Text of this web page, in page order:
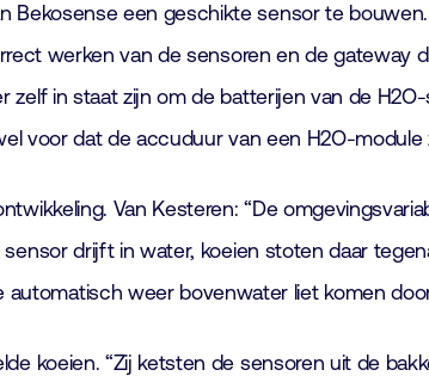
Bekosense een geschikte sensor te
werken van de sensoren en de gateway
in staat zijn om de batterijen van de
voor dat de accuduur van een H2O-module
Van Kesteren: “De
drijft in water, koeien stoten daar
weer bovenwater liet komen
koeien. “Zij ketsten de sensoren uit de